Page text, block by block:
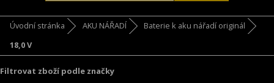
Úvodní stránka AKU NÁŘADÍ
Baterie k aku nářadí originál
18,0 V
Filtrovat zboží podle značky